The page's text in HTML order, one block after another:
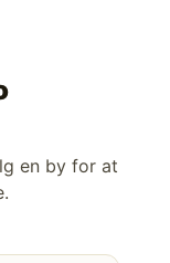
en by for at